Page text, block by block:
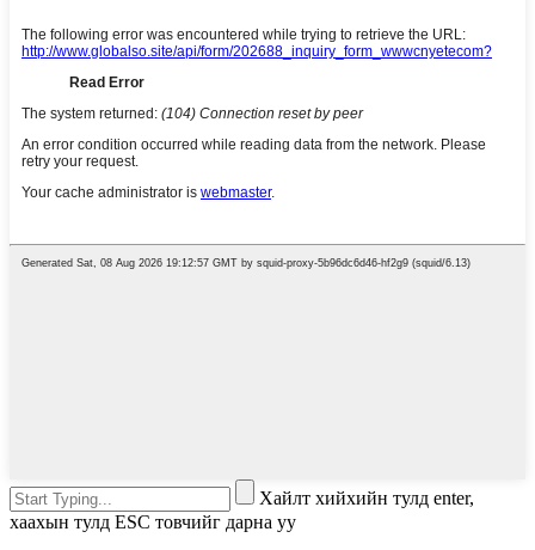
Хайлт хийхийн тулд enter,
хаахын тулд ESC товчийг дарна уу